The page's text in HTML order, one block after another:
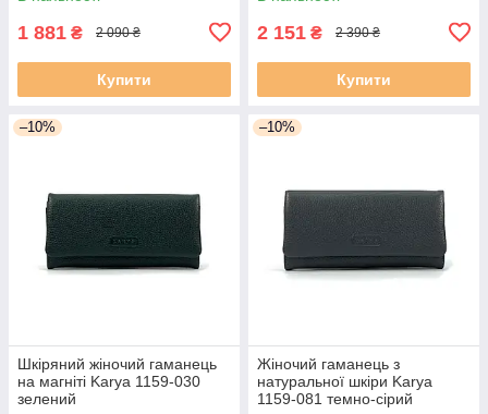
1 881 ₴ 2 090 ₴
Купити
2 151 ₴ 2 390 ₴
Купити
–10%
Шкіряний жіночий гаманець
на магніті Karya 1159-030
зелений
–10%
Жіночий гаманець з
натуральної шкіри Karya
1159-081 темно-сірий